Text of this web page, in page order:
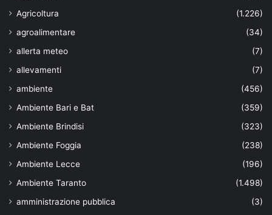
Agricoltura
(1.226)
agroalimentare
(34)
allerta meteo
(7)
allevamenti
(7)
ambiente
(456)
Ambiente Bari e Bat
(359)
Ambiente Brindisi
(323)
Ambiente Foggia
(238)
Ambiente Lecce
(196)
Ambiente Taranto
(1.498)
amministrazione pubblica
(3)